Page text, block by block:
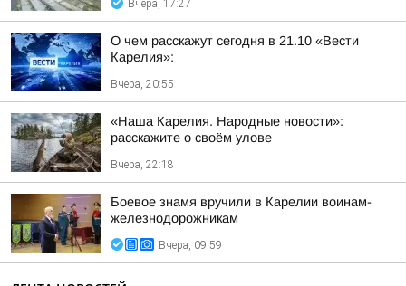
Вчера, 17:27
О чем расскажут сегодня в 21.10 «Вести
Карелия»:
Вчера, 20:55
«Наша Карелия. Народные новости»:
расскажите о своём улове
Вчера, 22:18
Боевое знамя вручили в Карелии воинам-
железнодорожникам
Вчера, 09:59